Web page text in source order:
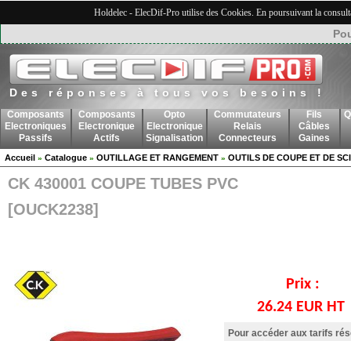
Holdelec - ElecDif-Pro utilise des Cookies. En poursuivant la
Des réponses à tous vos besoins !
Composants
Electroniques
Passifs
Composants
Electronique
Actifs
Opto
Electronique
Signalisation
Commutateurs
Relais
Connecteurs
Fils
Câbles
Gaines
Accueil » Catalogue » OUTILLAGE ET RANGEMENT » OUTILS DE COUPE ET DE
CK 430001 COUPE TUBES PVC
[OUCK2238]
Prix :
26.24 EUR HT
Pour accéder aux tarifs